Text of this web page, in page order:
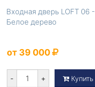
Входная дверь LOFT 06 -
Белое дерево
от 39 000
- + Купить